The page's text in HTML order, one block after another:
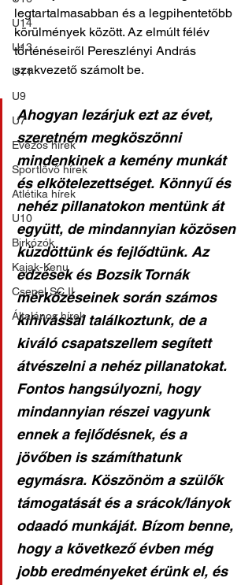
U14
U13
U11
U9
U7
Evezős hírek
Sportlövő hírek
Atlétika hírek
U10
Birkózók
Kajak-Kenu
Csepel SC II
Általános hírek
legtartalmasabban és a legpihentetőbb
körülmények között. Az elmúlt félév
történéseiről Pereszlényi András
szakvezető számolt be.
Ahogyan lezárjuk ezt az évet,
szeretném megköszönni
mindenkinek a kemény munkát
és elkötelezettséget. Könnyű és
nehéz pillanatokon mentünk át
együtt, de mindannyian közösen
küzdöttünk és fejlődtünk. Az
edzések és Bozsik Tornák
mérkőzéseinek során számos
kihívással találkoztunk, de a
kiváló csapatszellem segített
átvészelni a nehéz pillanatokat.
Fontos hangsúlyozni, hogy
mindannyian részei vagyunk
ennek a fejlődésnek, és a
jövőben is számíthatunk
egymásra. Köszönöm a szülők
támogatását és a srácok/lányok
odaadó munkáját. Bízom benne,
hogy a következő évben még
jobb eredményeket érünk el, és